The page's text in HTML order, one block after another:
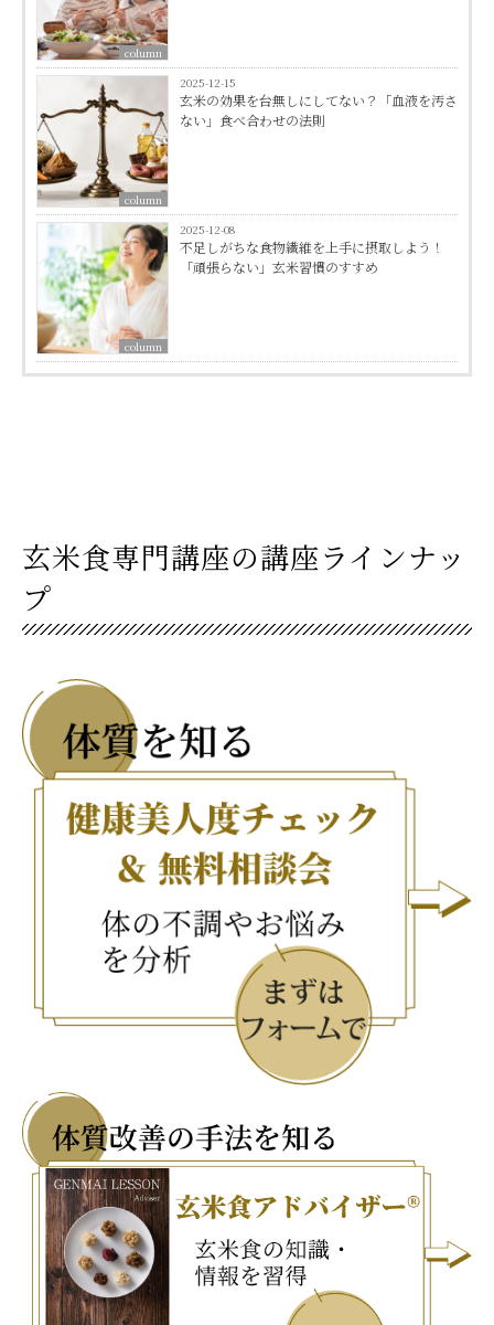
column
column
2025-12-15
玄米の効果を台無しにしてない？「血液を汚さ
ない」食べ合わせの法則
column
2025-12-08
不足しがちな食物繊維を上手に摂取しよう！
「頑張らない」玄米習慣のすすめ
玄米食専門講座の講座ラインナッ
プ